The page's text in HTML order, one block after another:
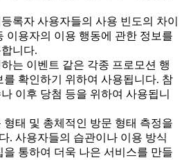
록자 사용자들의 사용 빈도의 차이
이용자의 이용 행동에 관한 정보를
니다.
는 이벤트 같은 각종 프로모션 행
를 확인하기 위하여 사용됩니다. 참
이후 당첨 등을 위하여 사용됩니
형태 및 총체적인 방문 형태 측정을
. 사용자들의 습관이나 이용 방식
을 통하여 더욱 나은 서비스를 만들